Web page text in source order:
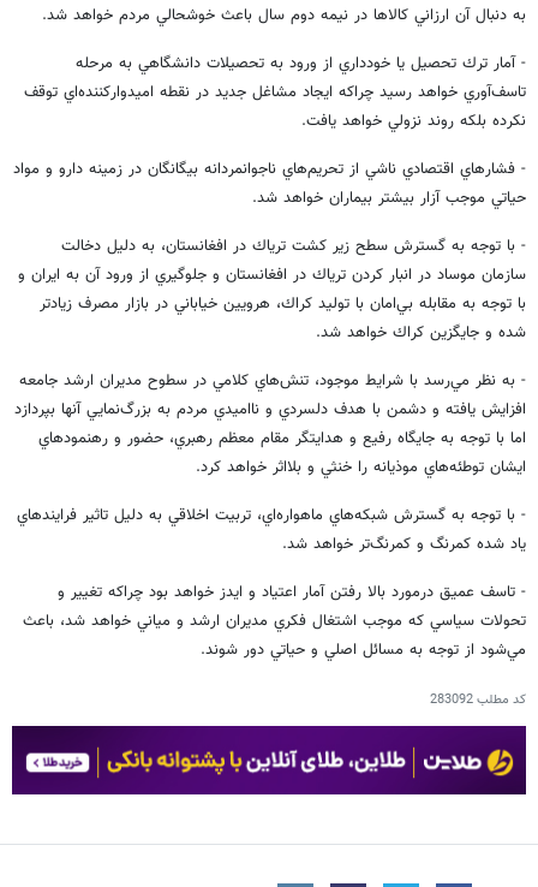
به دنبال آن ارزاني كالاها در نيمه دوم سال باعث خوشحالي مردم خواهد شد.
- آمار ترك تحصيل يا خودداري از ورود به تحصيلات دانشگاهي به مرحله
تاسف‌آوري خواهد رسيد چراكه ايجاد مشاغل جديد در نقطه اميدواركننده‌اي توقف
نكرده بلكه روند نزولي خواهد يافت.
- فشارهاي اقتصادي ناشي از تحريم‌هاي ناجوانمردانه بيگانگان در زمينه دارو و مواد
حياتي موجب آزار بيشتر بيماران خواهد شد.
- با توجه به گسترش سطح زير كشت ترياك در افغانستان، به دليل دخالت
سازمان موساد در انبار كردن ترياك در افغانستان و جلوگيري از ورود آن به ايران و
با توجه به مقابله بي‌امان با توليد كراك، هرويين خياباني در بازار مصرف زيادتر
شده و جايگزين كراك خواهد شد.
- به نظر مي‌رسد با شرايط موجود، تنش‌هاي كلامي در سطوح مديران ارشد جامعه
افزايش يافته و دشمن با هدف دلسردي و نااميدي مردم به بزرگ‌نمايي آنها بپردازد
اما با توجه به جايگاه رفيع و هدايتگر مقام معظم رهبري، حضور و رهنمودهاي
ايشان توطئه‌هاي موذيانه را خنثي و بلااثر خواهد كرد.
- با توجه به گسترش شبكه‌هاي ماهواره‌اي، تربيت اخلاقي به دليل تاثير فرايندهاي
ياد شده كمرنگ و كمرنگ‌تر خواهد شد.
- تاسف عميق درمورد بالا رفتن آمار اعتياد و ايدز خواهد بود چراكه تغيير و
تحولات سياسي كه موجب اشتغال فكري مديران ارشد و مياني خواهد شد، باعث
مي‌شود از توجه به مسائل اصلي و حياتي دور شوند.
کد مطلب283092